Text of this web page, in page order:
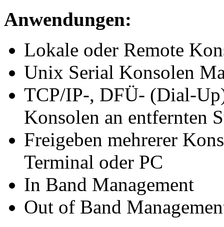
Anwendungen:
Lokale oder Remote
Unix Serial Konsolen
TCP/IP-, DFÜ- (Dial-
Konsolen an entfernten
Freigeben mehrerer
Terminal oder PC
In Band Management
Out of Band